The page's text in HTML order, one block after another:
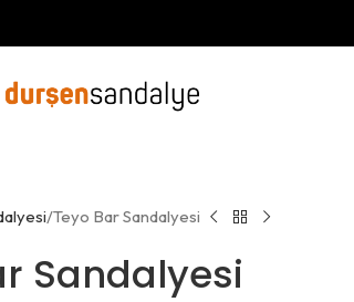
Teyo Bar Sandalyesi
Sandalyesi